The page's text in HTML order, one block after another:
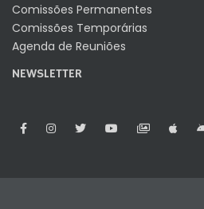
Comissões Permanentes
Comissões Temporárias
Agenda de Reuniões
NEWSLETTER